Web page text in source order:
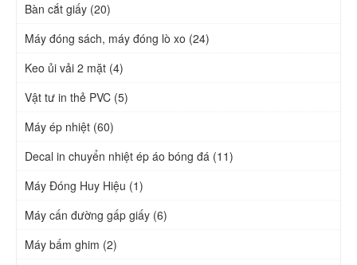
Bàn cắt giấy (20)
Máy đóng sách, máy đóng lò xo (24)
Keo ủi vải 2 mặt (4)
Vật tư in thẻ PVC (5)
Máy ép nhiệt (60)
Decal in chuyển nhiệt ép áo bóng đá (11)
Máy Đóng Huy Hiệu (1)
Máy cấn đường gấp giấy (6)
Máy bấm ghim (2)